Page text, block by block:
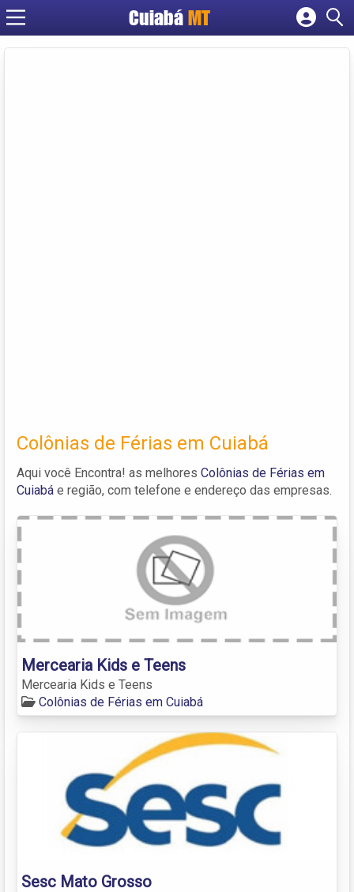
Cuiabá MT
Cadastrar empresa
Colônias de Férias em Cuiabá
Aqui você Encontra! as melhores Colônias de Férias em
Cuiabá e região, com telefone e endereço das empresas.
Mercearia Kids e Teens
Mercearia Kids e Teens
Colônias de Férias em Cuiabá
Sesc Mato Grosso